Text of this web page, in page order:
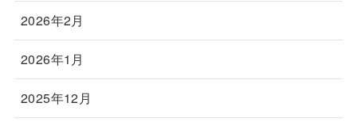
2026年2月
2026年1月
2025年12月